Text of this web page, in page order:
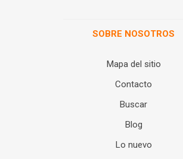
SOBRE NOSOTROS
Mapa del sitio
Contacto
Buscar
Blog
Lo nuevo